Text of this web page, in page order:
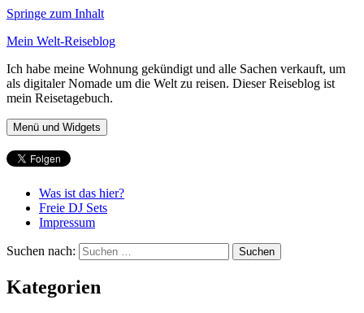
Springe zum Inhalt
Mein Welt-Reiseblog
Ich habe meine Wohnung gekündigt und alle Sachen verkauft, um
als digitaler Nomade um die Welt zu reisen. Dieser Reiseblog ist
mein Reisetagebuch.
Menü und Widgets
Was ist das hier?
Freie DJ Sets
Impressum
Suchen nach:
Kategorien